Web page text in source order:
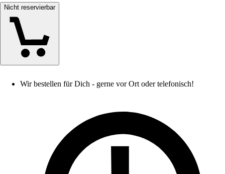
Nicht reservierbar
Wir bestellen für Dich - gerne vor Ort oder telefonisch!